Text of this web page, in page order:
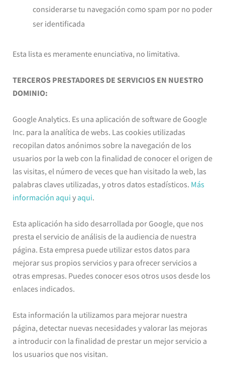
considerarse tu navegación como spam por no poder
ser identificada
Esta lista es meramente enunciativa, no limitativa.
TERCEROS PRESTADORES DE SERVICIOS EN NUESTRO
DOMINIO:
Google Analytics. Es una aplicación de software de Google
Inc. para la analítica de webs. Las cookies utilizadas
recopilan datos anónimos sobre la navegación de los
usuarios por la web con la finalidad de conocer el origen de
las visitas, el número de veces que han visitado la web, las
palabras claves utilizadas, y otros datos estadísticos. Más
información aqui y aqui.
Esta aplicación ha sido desarrollada por Google, que nos
presta el servicio de análisis de la audiencia de nuestra
página. Esta empresa puede utilizar estos datos para
mejorar sus propios servicios y para ofrecer servicios a
otras empresas. Puedes conocer esos otros usos desde los
enlaces indicados.
Esta información la utilizamos para mejorar nuestra
página, detectar nuevas necesidades y valorar las mejoras
a introducir con la finalidad de prestar un mejor servicio a
los usuarios que nos visitan.